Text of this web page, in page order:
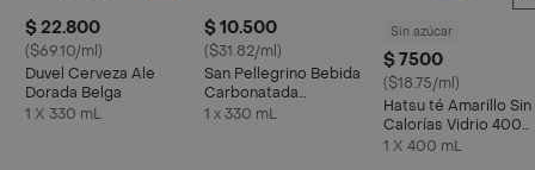
$ 22.800
($69.10/ml)
Duvel Cerveza Ale
Dorada Belga
1 X 330 mL
$ 10.500
($31.82/ml)
San Pellegrino Bebida
Carbonatada
Aranciata Rossa
1 x 330 mL
Sin azúcar
$ 7500
($18.75/ml)
Hatsu té Amarillo Sin
Calorías Vidrio 400
mL
1 X 400 mL